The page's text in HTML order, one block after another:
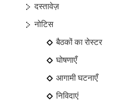
दस्तावेज़
नोटिस
बैठकों का रोस्टर
घोषणाएँ
आगामी घटनाएँ
निविदाएं